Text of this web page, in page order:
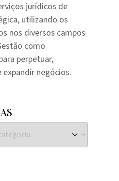
jurídicos de
utilizando os
nos diversos campos
como
perpetuar,
expandir negócios.